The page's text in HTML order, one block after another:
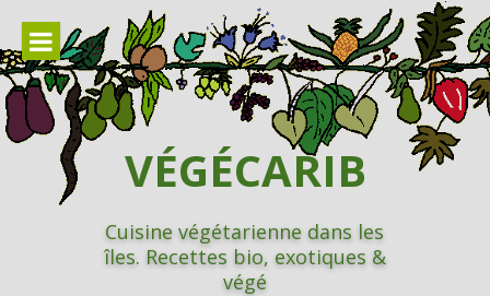
contenu
VÉGÉCARIB
Cuisine végétarienne dans les
îles. Recettes bio, exotiques &
végé